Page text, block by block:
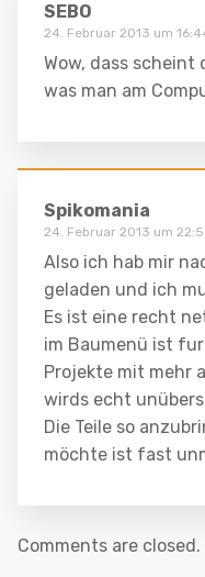
SEBO
24. Februar 2013 um
Wow, dass scheint
was man am
Spikomania
24. Februar 2013 um
Also ich hab mir
geladen und ich
Es ist eine recht
im Baumenü ist
Projekte mit mehr
wirds echt
Die Teile so
möchte ist fast
Comments are closed.